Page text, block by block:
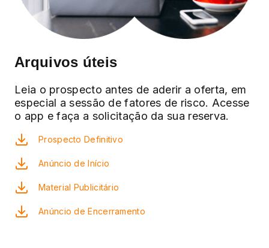
Arquivos úteis
Leia o prospecto antes de aderir a oferta, em
especial a sessão de fatores de risco. Acesse
o app e faça a solicitação da sua reserva.
Prospecto Definitivo
Anúncio de Início
Material Publicitário
Anúncio de Encerramento